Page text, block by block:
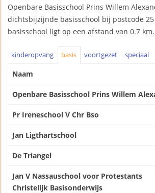
Openbare Basisschool Prins Willem
dichtsbijzijnde basisschool bij postcode
basisschool ligt op een afstand van 0.7 km.
kinderopvang basis voortgezet speciaal
Naam
Openbare Basisschool Prins Willem
Pr Ireneschool V Chr Bso
Jan Ligthartschool
De Triangel
Jan V Nassauschool voor Protestants
Christelijk Basisonderwijs